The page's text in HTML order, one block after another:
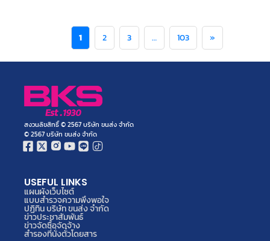
1 2 3 … 103 »
สงวนลิขสิทธิ์ © 2567 บริษัท ขนส่ง จำกัด
© 2567 บริษัท ขนส่ง จำกัด
USEFUL LINKS
แผนผังเว็บไซต์
แบบสำรวจความพึงพอใจ
ปฏิทิน บริษัท ขนส่ง จำกัด
ข่าวประชาสัมพันธ์
ข่าวจัดซื้อจัดจ้าง
สำรองที่นั่งตั๋วโดยสาร